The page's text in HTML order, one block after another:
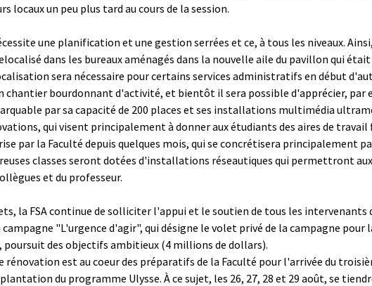
locaux un peu plus tard au cours de la session.
une planification et une gestion serrées et ce, à tous les niveaux.
dans les bureaux aménagés dans la nouvelle aile du pavillon qui
sera nécessaire pour certains services administratifs en début
chantier bourdonnant d'activité, et bientôt il sera possible d'apprécier,
par sa capacité de 200 places et ses installations multimédia
qui visent principalement à donner aux étudiants des aires de travail
par la Faculté depuis quelques mois, qui se concrétisera principalement
classes seront dotées d'installations réseautiques qui permettront
et du professeur.
la FSA continue de solliciter l'appui et le soutien de tous les intervenants
campagne "L'urgence d'agir", qui désigne le volet privé de la campagne
des objectifs ambitieux (4 millions de dollars).
rénovation est au coeur des préparatifs de la Faculté pour l'arrivée du
du programme Ulysse. À ce sujet, les 26, 27, 28 et 29 août, se